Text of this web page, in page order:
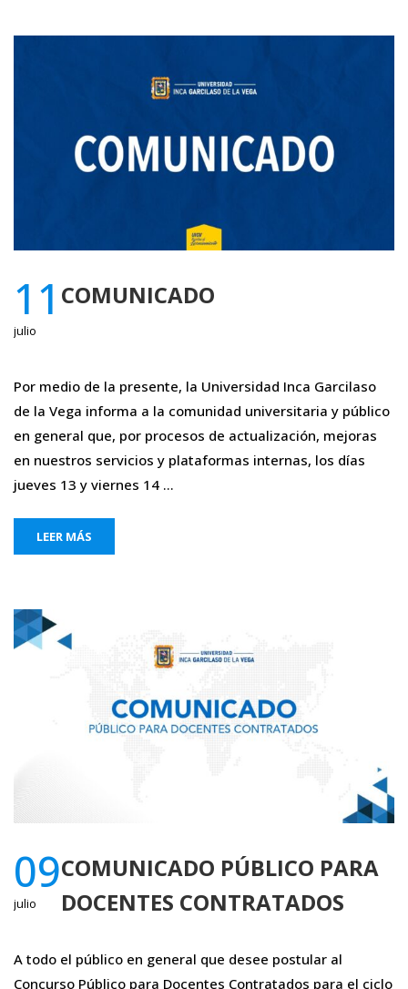
11
julio
COMUNICADO
Por medio de la presente, la Universidad Inca Garcilaso
de la Vega informa a la comunidad universitaria y público
en general que, por procesos de actualización, mejoras
en nuestros servicios y plataformas internas, los días
jueves 13 y viernes 14 …
LEER MÁS
09
julio
COMUNICADO PÚBLICO PARA
DOCENTES CONTRATADOS
A todo el público en general que desee postular al
Concurso Público para Docentes Contratados para el ciclo